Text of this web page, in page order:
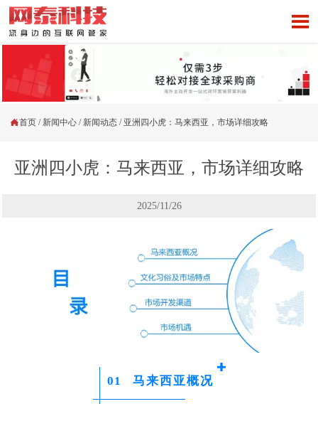

首页 / 新闻中心 / 新闻动态 / 亚洲四小虎：马来西亚，市场详细攻略
亚洲四小虎：马来西亚，市场详细攻略
2025/11/26
01 马来西亚概况